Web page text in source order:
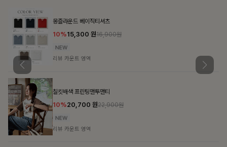
57,600
밴스트라이프 스트링원피스
25%35,100 원46,800원
리뷰 카운트 영역